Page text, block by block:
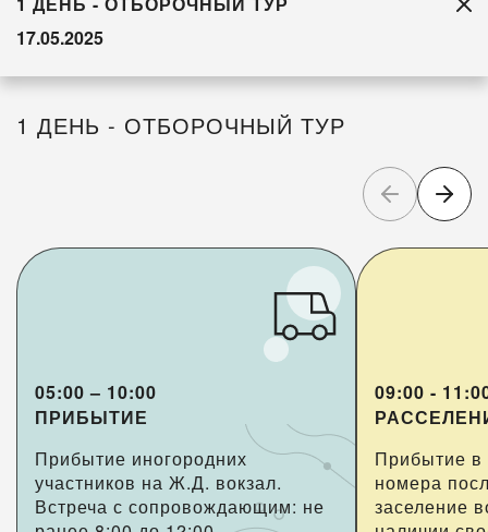
17.05.2025
1 ДЕНЬ - ОТБОРОЧНЫЙ ТУР
05:00 – 10:00
ПРИБЫТИЕ
Прибытие иногородних
участников на Ж.Д. вокзал.
Встреча с сопровождающим: не
09:00 -
Прибытие в
номера
заселение